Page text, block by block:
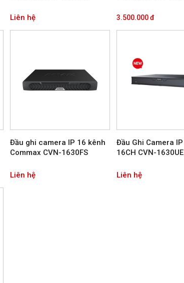
Liên hệ 3.500.000 đ
Đầu ghi camera IP 16 kênh
Commax CVN-1630FS
Liên hệ
Đầu Ghi Camera IP
16CH CVN-1630UE
Liên hệ